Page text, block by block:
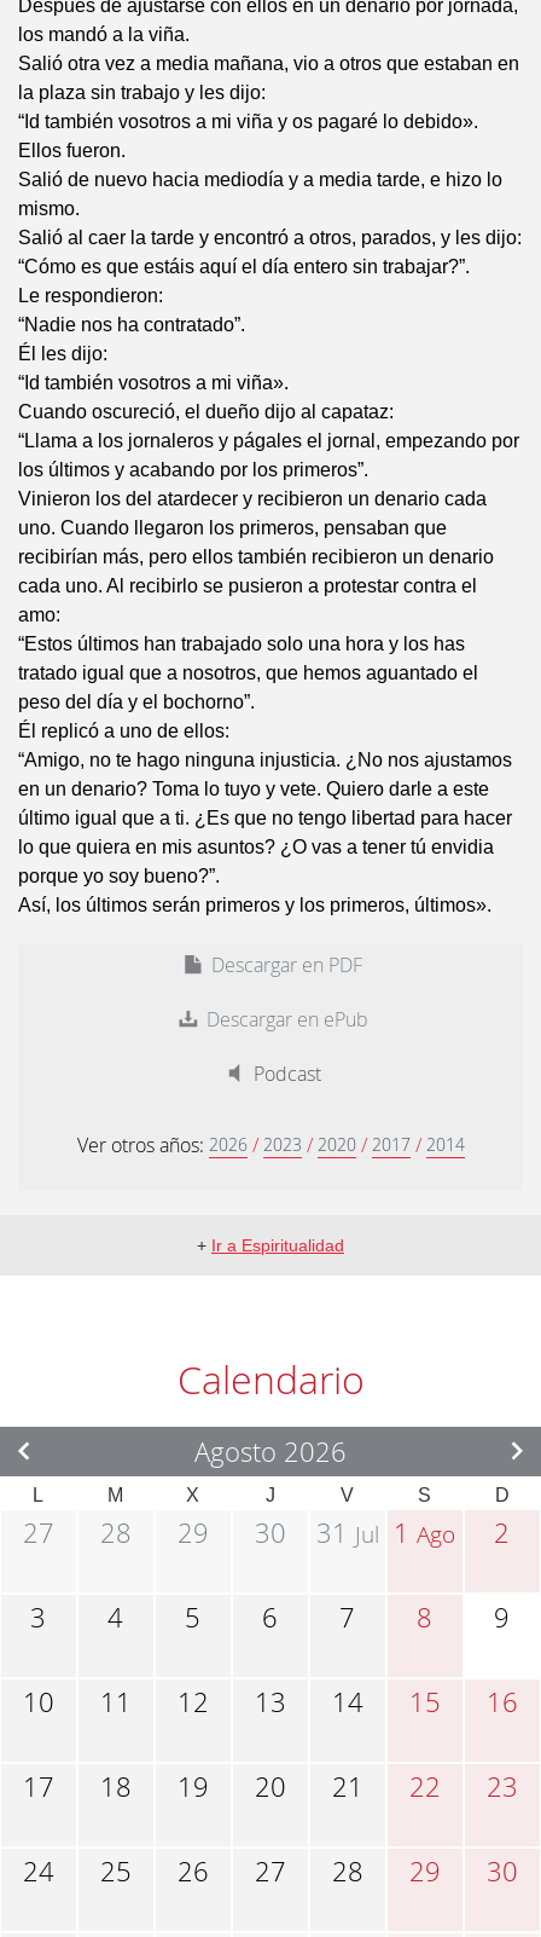
Después de ajustarse con ellos en un denario por jornada,
los mandó a la viña.
Salió otra vez a media mañana, vio a otros que estaban en
la plaza sin trabajo y les dijo:
“Id también vosotros a mi viña y os pagaré lo debido».
Ellos fueron.
Salió de nuevo hacia mediodía y a media tarde, e hizo lo
mismo.
Salió al caer la tarde y encontró a otros, parados, y les dijo:
“Cómo es que estáis aquí el día entero sin trabajar?”.
Le respondieron:
“Nadie nos ha contratado”.
Él les dijo:
“Id también vosotros a mi viña».
Cuando oscureció, el dueño dijo al capataz:
“Llama a los jornaleros y págales el jornal, empezando por
los últimos y acabando por los primeros”.
Vinieron los del atardecer y recibieron un denario cada
uno. Cuando llegaron los primeros, pensaban que
recibirían más, pero ellos también recibieron un denario
cada uno. Al recibirlo se pusieron a protestar contra el
amo:
“Estos últimos han trabajado solo una hora y los has
tratado igual que a nosotros, que hemos aguantado el
peso del día y el bochorno”.
Él replicó a uno de ellos:
“Amigo, no te hago ninguna injusticia. ¿No nos ajustamos
en un denario? Toma lo tuyo y vete. Quiero darle a este
último igual que a ti. ¿Es que no tengo libertad para hacer
lo que quiera en mis asuntos? ¿O vas a tener tú envidia
porque yo soy bueno?”.
Así, los últimos serán primeros y los primeros, últimos».
Descargar en PDF
Descargar en ePub
Podcast
Ver otros años: 2026 / 2023 / 2020 / 2017 / 2014
+ Ir a Espiritualidad
Calendario
Agosto 2026
L M X J V S D
27 28 29 30 31 Jul 1Ago 2
3 4 5 6 7 8 9
10 11 12 13 14 15 16
17 18 19 20 21 22 23
24 25 26 27 28 29 30